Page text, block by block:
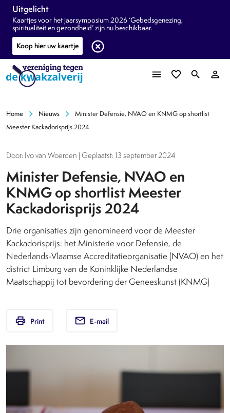
Uitgelicht
Kaartjes voor het jaarsymposium 2026 ‘Gebedsgenezing,
spiritualiteit en gezondheid’ zijn nu beschikbaar.
Koop hier uw kaartje
highlight_off
menu favorite_border search person_outline
Home chevron_right Nieuws chevron_right
Minister Defensie, NVAO en KNMG op shortlist
Meester Kackadorisprijs 2024
Door: Ivo van Woerden | Geplaatst: 13 september 2024
Minister Defensie, NVAO en
KNMG op shortlist Meester
Kackadorisprijs 2024
Drie organisaties zijn genomineerd voor de Meester
Kackadorisprijs: het Ministerie voor Defensie, de
Nederlands-Vlaamse Accreditatieorganisatie (NVAO) en het
district Limburg van de Koninklijke Nederlandse
Maatschappij tot bevordering der Geneeskunst (KNMG)
print Print email E-mail